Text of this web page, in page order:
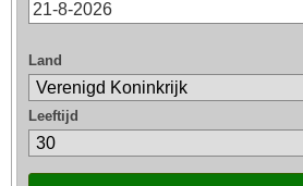
Land
Leeftijd